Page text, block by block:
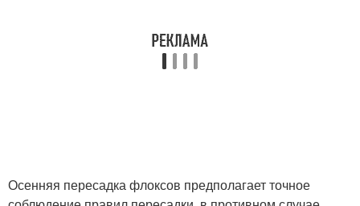
Осенняя пересадка флоксов предполагает точное